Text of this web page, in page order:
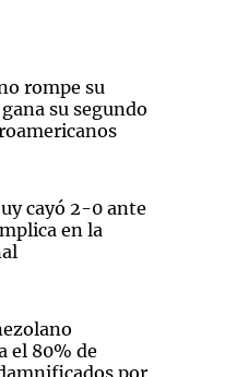
rompe su
su segundo
cayó 2-0 ante
en la
el 80% de
por